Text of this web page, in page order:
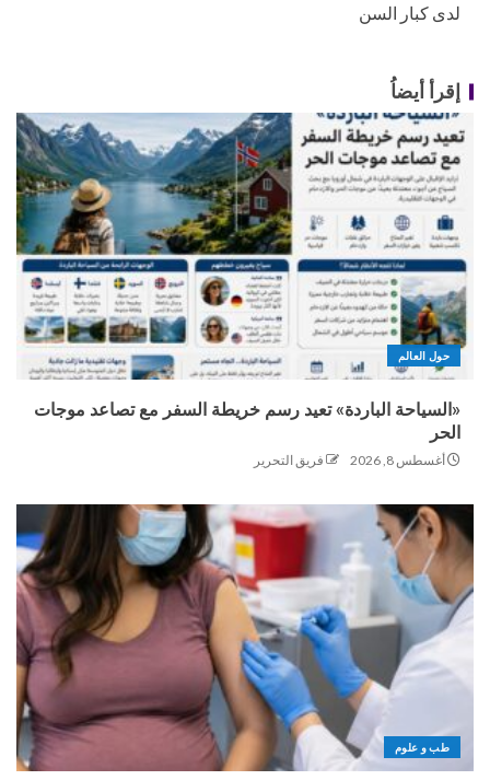
لدى كبار السن
إقرأ أيضاُ
حول العالم
«السياحة الباردة» تعيد رسم خريطة السفر مع تصاعد موجات
الحر
أغسطس 8, 2026 فريق التحرير
طب و علوم